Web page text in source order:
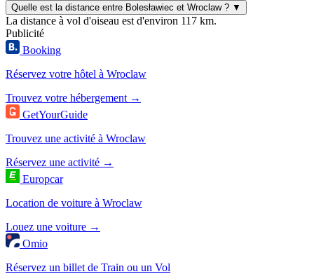
Quelle est la distance entre Bolesławiec et Wroclaw ? ▼
La distance à vol d'oiseau est d'environ 117 km.
Publicité
Booking
Réservez votre hôtel à Wroclaw
Trouvez votre hébergement →
GetYourGuide
Trouvez une activité à Wroclaw
Réservez une activité →
Europcar
Location de voiture à Wroclaw
Louez une voiture →
Omio
Réservez un billet de Train ou un Vol